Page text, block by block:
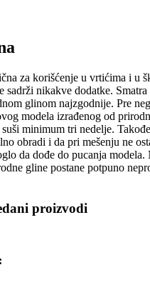
za korišćenje u vrtićima i u
sadrži nikakve dodatke. Smatra
glinom najzgodnije. Pre
modela izrađenog od
minimum tri nedelje.
obradi i da pri mešenju ne
da dođe do pucanja modela.
gline postane potpuno
proizvodi